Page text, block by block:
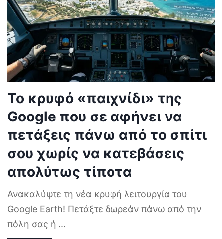
Το κρυφό «παιχνίδι» της
Google που σε αφήνει να
πετάξεις πάνω από το σπίτι
σου χωρίς να κατεβάσεις
απολύτως τίποτα
Ανακαλύψτε τη νέα κρυφή λειτουργία του
Google Earth! Πετάξτε δωρεάν πάνω από την
πόλη σας ή ...